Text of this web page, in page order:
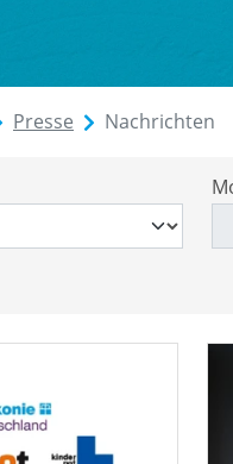
Presse Nachrichten